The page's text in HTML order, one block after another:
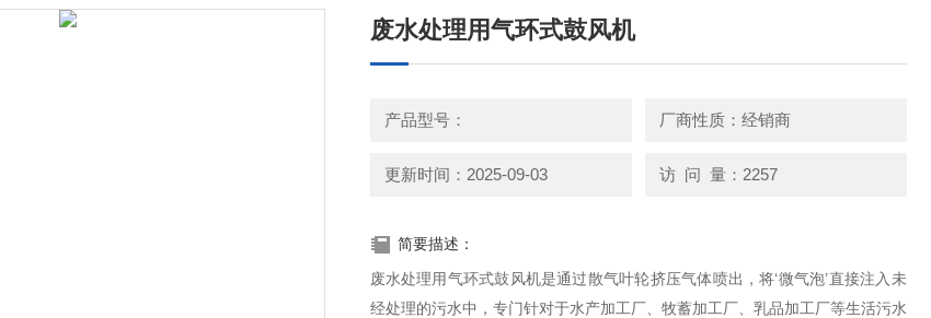
废水处理用气环式鼓风机
产品型号： 厂商性质：经销商
更新时间：2025-09-03 访 问 量：2257
简要描述：
废水处理用气环式鼓风机是通过散气叶轮挤压气体喷出，将‘微气泡’直接注入未
经处理的污水中，专门针对于水产加工厂、牧蓄加工厂、乳品加工厂等生活污水